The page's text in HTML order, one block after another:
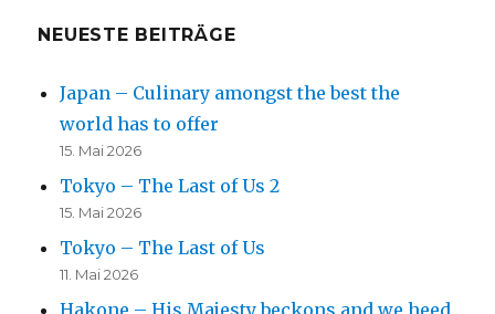
NEUESTE BEITRÄGE
Japan – Culinary amongst the best the
world has to offer
15. Mai 2026
Tokyo – The Last of Us 2
15. Mai 2026
Tokyo – The Last of Us
11. Mai 2026
Hakone – His Majesty beckons and we heed